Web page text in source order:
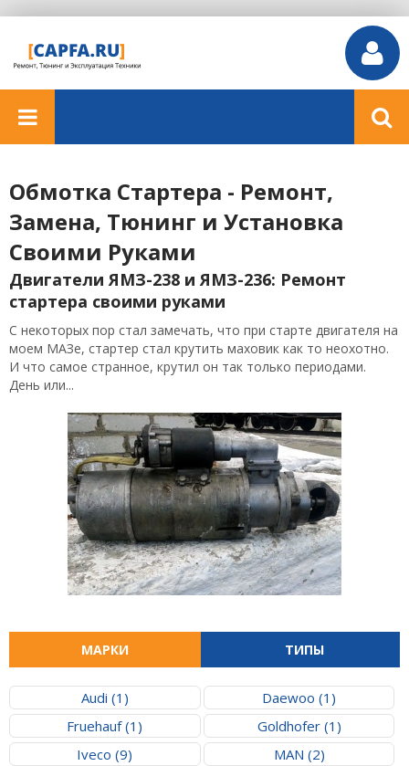
Обмотка Стартера - Ремонт,
Замена, Тюнинг и Установка
Своими Руками
Двигатели ЯМЗ-238 и ЯМЗ-236: Ремонт
стартера своими руками
С некоторых пор стал замечать, что при старте двигателя на
моем МАЗе, стартер стал крутить маховик как то неохотно.
И что самое странное, крутил он так только периодами.
День или...
МАРКИ ТИПЫ
Audi (1)
Daewoo (1)
Fruehauf (1)
Goldhofer (1)
Iveco (9)
MAN (2)